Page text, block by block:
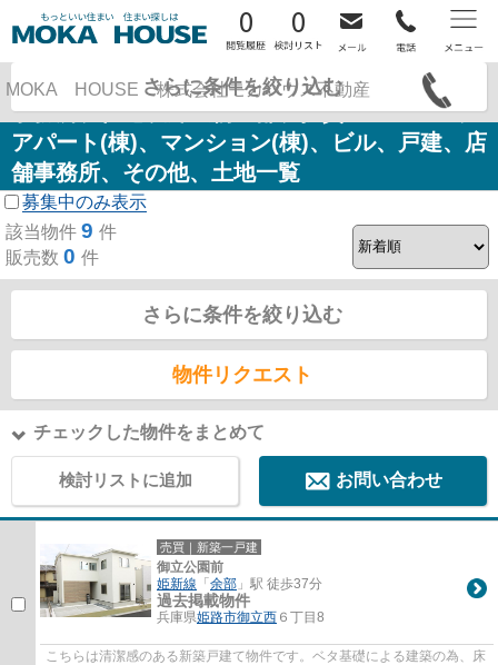
0 0
MOKA HOUSE 株式会社モカハウス不動産
姫路市御立西 マンション、戸建、土地、店舗、
事務所、住宅以外建物全部、投資マンション、
アパート(棟)、マンション(棟)、ビル、戸建、店
舗事務所、その他、土地一覧
募集中のみ表示
該当物件 9 件
販売数 0 件
さらに条件を絞り込む
物件リクエスト
チェックした物件をまとめて
検討リストに追加 お問い合わせ
売買｜新築一戸建
御立公園前
姫新線 「余部 」駅 徒歩37分
過去掲載物件
兵庫県姫路市御立西 ６丁目8
こちらは清潔感のある新築戸建て物件です。ベタ基礎による建築の為、床
さらに条件を絞り込む